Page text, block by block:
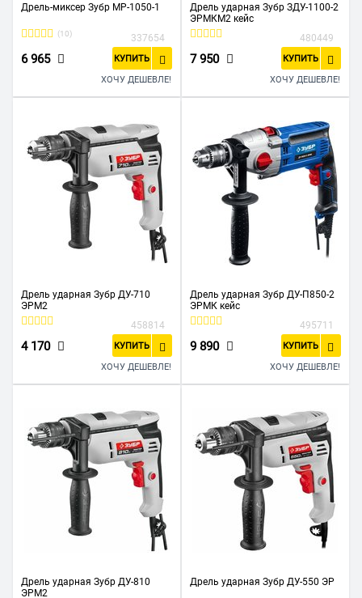
Дрель-миксер Зубр МР-1050-1
(10) 337654
6 965 КУПИТЬ
ХОЧУ ДЕШЕВЛЕ!
Дрель ударная Зубр ЗДУ-1100-2
ЭРМКМ2 кейс
480449
7 950 КУПИТЬ
ХОЧУ ДЕШЕВЛЕ!
Дрель ударная Зубр ДУ-710
ЭРМ2
458814
4 170 КУПИТЬ
ХОЧУ ДЕШЕВЛЕ!
Дрель ударная Зубр ДУ-П850-2
ЭРМК кейс
495711
9 890 КУПИТЬ
ХОЧУ ДЕШЕВЛЕ!
Дрель ударная Зубр ДУ-810
ЭРМ2
Дрель ударная Зубр ДУ-550 ЭР